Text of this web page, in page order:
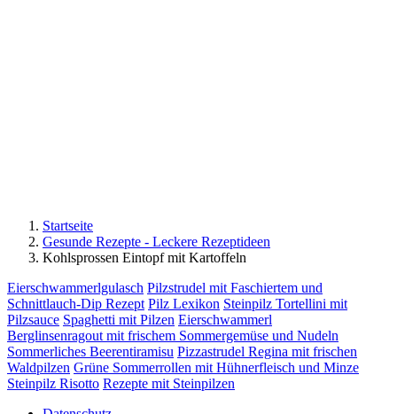
Startseite
Gesunde Rezepte - Leckere Rezeptideen
Kohlsprossen Eintopf mit Kartoffeln
Eierschwammerlgulasch Pilzstrudel mit Faschiertem und
Schnittlauch-Dip Rezept Pilz Lexikon Steinpilz Tortellini mit
Pilzsauce Spaghetti mit Pilzen Eierschwammerl
Berglinsenragout mit frischem Sommergemüse und Nudeln
Sommerliches Beerentiramisu Pizzastrudel Regina mit frischen
Waldpilzen Grüne Sommerrollen mit Hühnerfleisch und Minze
Steinpilz Risotto Rezepte mit Steinpilzen